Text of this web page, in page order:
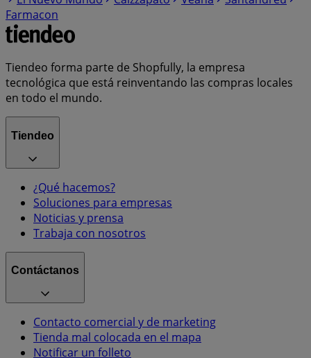
Farmacon
Tiendeo forma parte de Shopfully, la empresa
tecnológica que está reinventando las compras locales
en todo el mundo.
Tiendeo
¿Qué hacemos?
Soluciones para empresas
Noticias y prensa
Trabaja con nosotros
Contáctanos
Contacto comercial y de marketing
Tienda mal colocada en el mapa
Notificar un folleto